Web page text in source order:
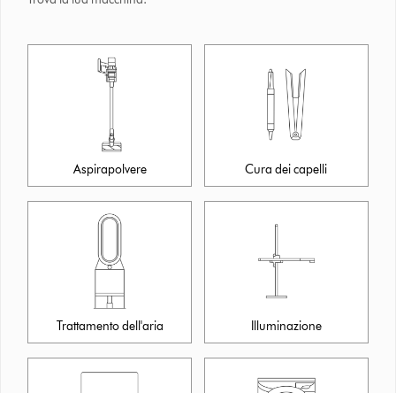
Aspirapolvere Cura dei capelli
Trattamento dell'aria Illuminazione